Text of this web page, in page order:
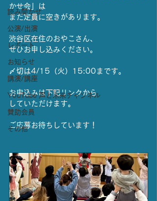
読み聞かせ
公演/出演
レポート
お知らせ
講演/講座
YouTube 声と未来チャンネル
賛助会員
その他
かせ会」は
まだ定員に空きがあります。
渋谷区在住のおやこさん、
ぜひお申し込みください。
〆切は4/15（火）15:00まです。
お申込みは下記リンクから
していただけます。
ご応募お待ちしています！